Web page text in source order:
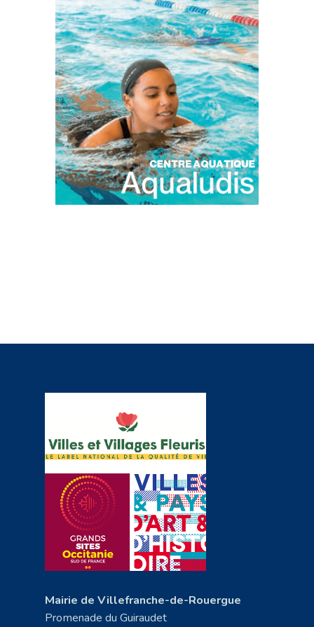
Mairie de Villefranche-de-Rouergue
Promenade du Guiraudet